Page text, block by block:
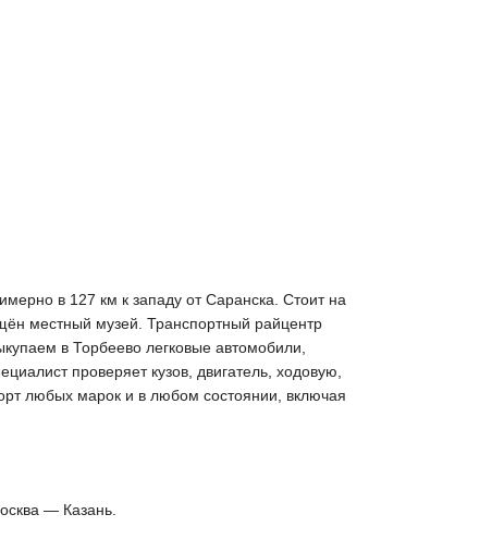
в 127 км к западу от Саранска. Стоит на
местный музей. Транспортный райцентр
в Торбеево легковые автомобили,
проверяет кузов, двигатель, ходовую,
любых марок и в любом состоянии, включая
— Казань.